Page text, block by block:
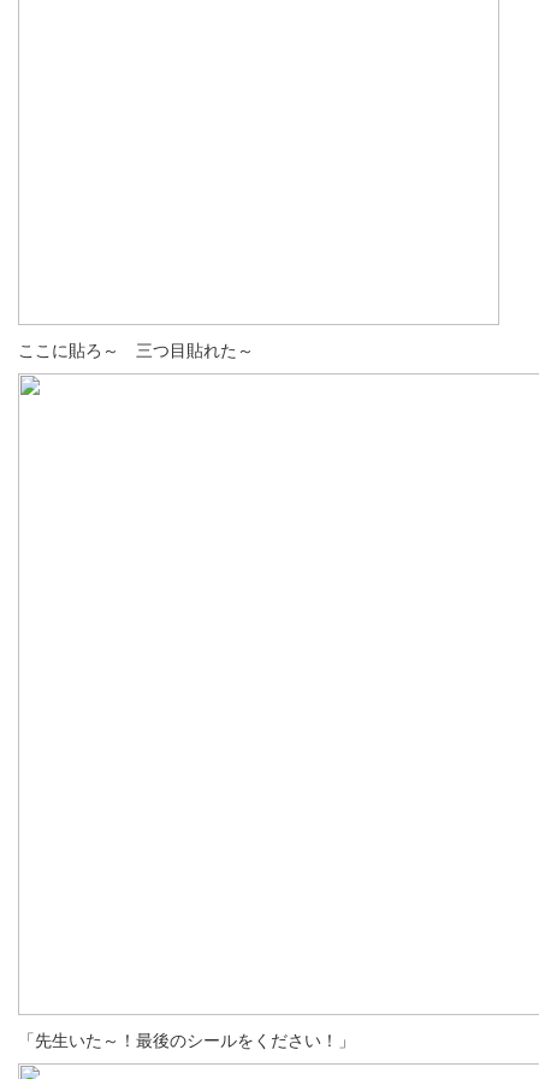
ここに貼ろ～ 三つ目貼れた～
「先生いた～！最後のシールをください！」